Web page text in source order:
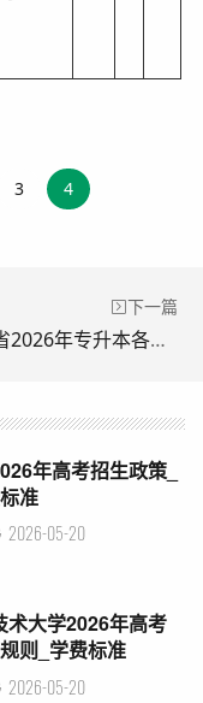
3 4
下一篇
福建省2026年专升本各类别录取控制分数线公布
年高考招生政策_
准
2026-05-20
术大学2026年高考
则_学费标准
2026-05-20